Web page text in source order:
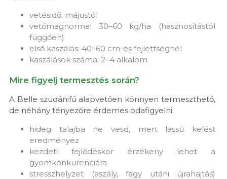
vetésidő: májustól
vetőmagnorma: 30–60 kg/ha (hasznosítástól
függően)
első kaszálás: 40–60 cm-es fejlettségnél
kaszálások száma: 2–4 alkalom
Mire figyelj termesztés során?
A Belle szudánifű alapvetően könnyen termeszthető,
de néhány tényezőre érdemes odafigyelni:
hideg talajba ne vesd, mert lassú kelést
eredményez
kezdeti fejlődéskor érzékeny lehet a
gyomkonkurenciára
stresszhelyzet (aszály, fagy utáni újrahajtás)